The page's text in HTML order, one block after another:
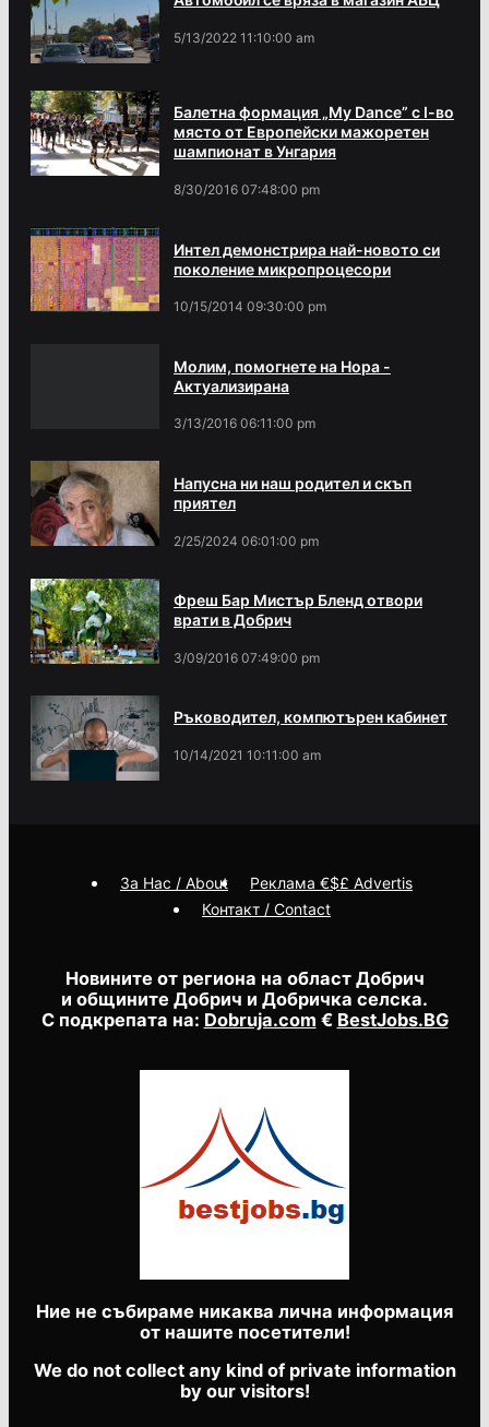
5/13/2022 11:10:00 am
Балетна формация „My Dance” с І-во
място от Европейски мажоретен
шампионат в Унгария
8/30/2016 07:48:00 pm
Интел демонстрира най-новото си
поколение микропроцесори
10/15/2014 09:30:00 pm
Молим, помогнете на Нора -
Актуализирана
3/13/2016 06:11:00 pm
Напусна ни наш родител и скъп
приятел
2/25/2024 06:01:00 pm
Фреш Бар Мистър Бленд отвори
врати в Добрич
3/09/2016 07:49:00 pm
Ръководител, компютърен кабинет
10/14/2021 10:11:00 am
Новините от региона на област Добрич
и общините Добрич и Добричка селска.
С подкрепата на: Dobruja.com € BestJobs.BG
Ние не събираме никаква лична информация
от нашите посетители!
We do not collect any kind of private information
by our visitors!
За Нас / About
Реклама €$£ Advertis
Контакт / Contact